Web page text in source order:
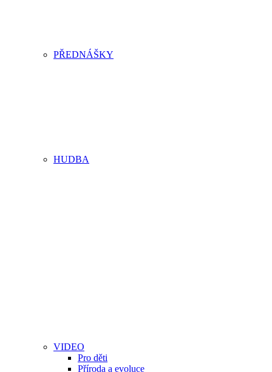
PŘEDNÁŠKY
HUDBA
VIDEO
Pro děti
Příroda a evoluce